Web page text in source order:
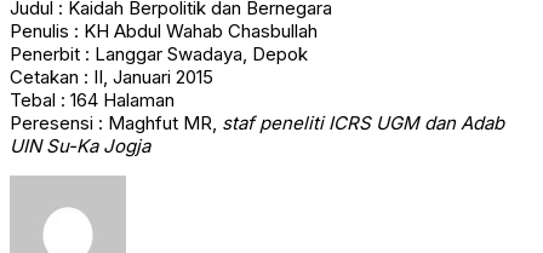
Judul : Kaidah Berpolitik dan Bernegara
Penulis : KH Abdul Wahab Chasbullah
Penerbit : Langgar Swadaya, Depok
Cetakan : II, Januari 2015
Tebal : 164 Halaman
Peresensi : Maghfut MR, staf peneliti ICRS UGM dan Adab
UIN Su-Ka Jogja